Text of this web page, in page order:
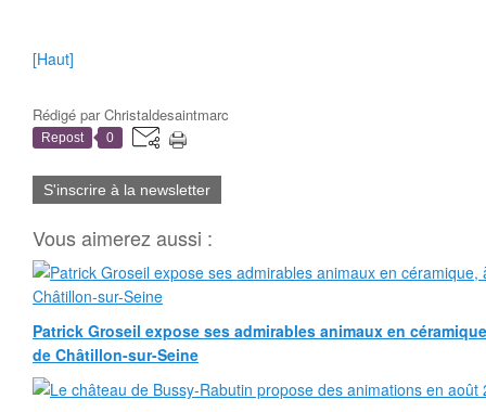
[Haut]
Rédigé parChristaldesaintmarc
Repost 0
S'inscrire à la newsletter
Vous aimerez aussi :
Patrick Groseil expose ses admirables animaux en
de Châtillon-sur-Seine